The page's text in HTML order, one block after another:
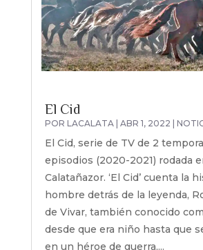
El Cid
POR LACALATA| ABR 1, 2022
El Cid, serie de TV de 2
episodios (2020-2021) rodada
Calatañazor. ‘El Cid’ cuenta la
hombre detrás de la leyenda,
de Vivar, también conocido
desde que era niño hasta que
en un héroe de guerra,...